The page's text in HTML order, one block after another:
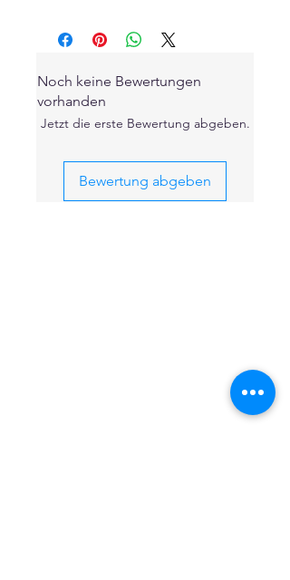
Noch keine Bewertungen
vorhanden
Jetzt die erste Bewertung abgeben.
Bewertung abgeben